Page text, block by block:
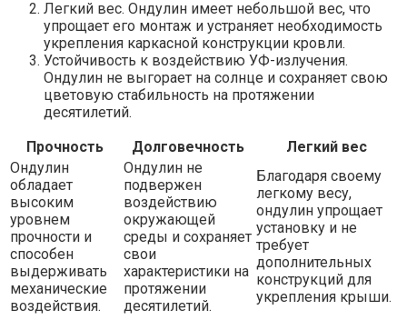
Легкий вес. Ондулин имеет небольшой вес, что
упрощает его монтаж и устраняет необходимость
укрепления каркасной конструкции кровли.
Устойчивость к воздействию УФ-излучения.
Ондулин не выгорает на солнце и сохраняет свою
цветовую стабильность на протяжении
десятилетий.
Прочность
Долговечность
Легкий вес
Ондулин
обладает
высоким
уровнем
прочности и
способен
выдерживать
механические
воздействия.
Ондулин не
подвержен
воздействию
окружающей
среды и сохраняет
свои
характеристики на
протяжении
десятилетий.
Благодаря своему
легкому весу,
ондулин упрощает
установку и не
требует
дополнительных
конструкций для
укрепления крыши.